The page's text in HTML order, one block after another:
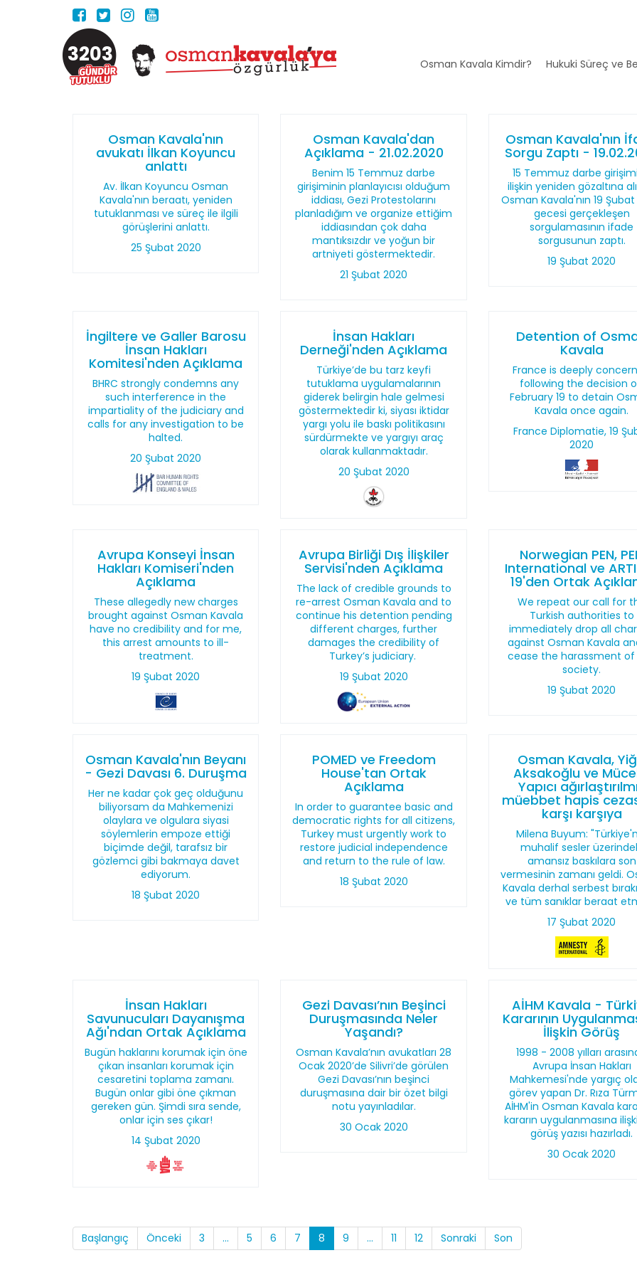
3203 Osman Kavala Kimdir? Hukuki Süreç ve
Osman Kavala'nın
avukatı İlkan Koyuncu
anlattı
Av. İlkan Koyuncu Osman
Kavala'nın beraatı, yeniden
tutuklanması ve süreç ile ilgili
görüşlerini anlattı.
25 Şubat 2020
Osman Kavala'dan
Açıklama - 21.02.2020
Benim 15 Temmuz darbe
girişiminin planlayıcısı olduğum
iddiası, Gezi Protestolarını
planladığım ve organize ettiğim
iddiasından çok daha
mantıksızdır ve yoğun bir
artniyeti göstermektedir.
21 Şubat 2020
Osman Kavala'nın
Sorgu Zaptı -
15 Temmuz darbe
ilişkin yeniden gözaltına
Osman Kavala'nın 19
gecesi gerçekleşen
sorgulamasının ifade
sorgusunun zaptı.
19 Şubat 2020
İngiltere ve Galler Barosu
İnsan Hakları
Komitesi'nden Açıklama
BHRC strongly condemns any
such interference in the
impartiality of the judiciary and
calls for any investigation to be
halted.
20 Şubat 2020
İnsan Hakları
Derneği'nden Açıklama
Türkiye’de bu tarz keyfi
tutuklama uygulamalarının
giderek belirgin hale gelmesi
göstermektedir ki, siyası iktidar
yargı yolu ile baskı politikasını
sürdürmekte ve yargıyı araç
olarak kullanmaktadır.
20 Şubat 2020
Detention of
Kavala
France is deeply
following the decision
February 19 to detain
Kavala once again.
France Diplomatie, 19
2020
Avrupa Konseyi İnsan
Hakları Komiseri'nden
Açıklama
These allegedly new charges
brought against Osman Kavala
have no credibility and for me,
this arrest amounts to ill-
treatment.
19 Şubat 2020
Avrupa Birliği Dış İlişkiler
Servisi'nden Açıklama
The lack of credible grounds to
re-arrest Osman Kavala and to
continue his detention pending
different charges, further
damages the credibility of
Turkey’s judiciary.
19 Şubat 2020
Norwegian PEN,
International ve
19'den Ortak
We repeat our call for
Turkish authorities to
immediately drop all
against Osman Kavala
cease the harassment of
society.
19 Şubat 2020
Osman Kavala'nın Beyanı
- Gezi Davası 6. Duruşma
Her ne kadar çok geç olduğunu
biliyorsam da Mahkemenizi
olaylara ve olgulara siyasi
söylemlerin empoze ettiği
biçimde değil, tarafsız bir
gözlemci gibi bakmaya davet
ediyorum.
18 Şubat 2020
POMED ve Freedom
House'tan Ortak
Açıklama
In order to guarantee basic and
democratic rights for all citizens,
Turkey must urgently work to
restore judicial independence
and return to the rule of law.
18 Şubat 2020
Osman Kavala,
Aksakoğlu ve
Yapıcı
müebbet hapis
karşı karşıya
Milena Buyum:
muhalif sesler
amansız baskılara son
vermesinin zamanı geldi.
Kavala derhal serbest
ve tüm sanıklar beraat
17 Şubat 2020
İnsan Hakları
Savunucuları Dayanışma
Ağı'ndan Ortak Açıklama
Bugün haklarını korumak için öne
çıkan insanları korumak için
cesaretini toplama zamanı.
Bugün onlar gibi öne çıkman
gereken gün. Şimdi sıra sende,
onlar için ses çıkar!
14 Şubat 2020
Gezi Davası’nın Beşinci
Duruşmasında Neler
Yaşandı?
Osman Kavala’nın avukatları 28
Ocak 2020’de Silivri’de görülen
Gezi Davası’nın beşinci
duruşmasına dair bir özet bilgi
notu yayınladılar.
30 Ocak 2020
AİHM Kavala -
Kararının
İlişkin Görüş
1998 - 2008 yılları
Avrupa İnsan Hakları
Mahkemesi'nde yargıç
görev yapan Dr. Rıza
AİHM'in Osman Kavala
kararın uygulanmasına
görüş yazısı hazırladı.
30 Ocak 2020
Başlangıç Önceki 3 ... 5 6 7 8 9 ... 11 12 Sonraki Son